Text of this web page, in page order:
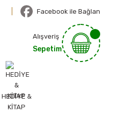
Facebook ile Bağlan
Alışveriş
Sepetim
HEDİYE &
KİTAP